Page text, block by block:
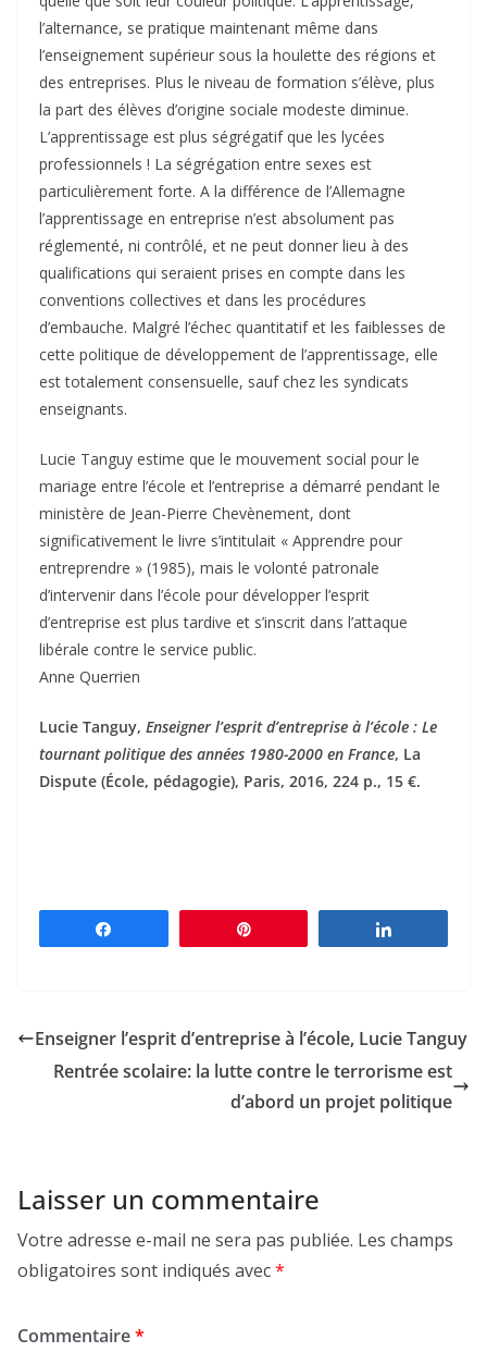
l’alternance, se pratique maintenant même dans
l’enseignement supérieur sous la houlette des régions et
des entreprises. Plus le niveau de formation s’élève, plus
la part des élèves d’origine sociale modeste diminue.
L’apprentissage est plus ségrégatif que les lycées
professionnels ! La ségrégation entre sexes est
particulièrement forte. A la différence de l’Allemagne
l’apprentissage en entreprise n’est absolument pas
réglementé, ni contrôlé, et ne peut donner lieu à des
qualifications qui seraient prises en compte dans les
conventions collectives et dans les procédures
d’embauche. Malgré l’échec quantitatif et les faiblesses de
cette politique de développement de l’apprentissage, elle
est totalement consensuelle, sauf chez les syndicats
enseignants.
Lucie Tanguy estime que le mouvement social pour le
mariage entre l’école et l’entreprise a démarré pendant le
ministère de Jean-Pierre Chevènement, dont
significativement le livre s’intitulait « Apprendre pour
entreprendre » (1985), mais le volonté patronale
d’intervenir dans l’école pour développer l’esprit
d’entreprise est plus tardive et s’inscrit dans l’attaque
libérale contre le service public.
Anne Querrien
Lucie Tanguy, Enseigner l’esprit d’entreprise à l’école : Le
tournant politique des années 1980-2000 en France, La
Dispute (École, pédagogie), Paris, 2016, 224 p., 15 €.
Enseigner l’esprit d’entreprise à l’école, Lucie Tanguy
Rentrée scolaire: la lutte contre le terrorisme est
d’abord un projet politique
Laisser un commentaire
Votre adresse e-mail ne sera pas publiée. Les champs
obligatoires sont indiqués avec*
Commentaire*